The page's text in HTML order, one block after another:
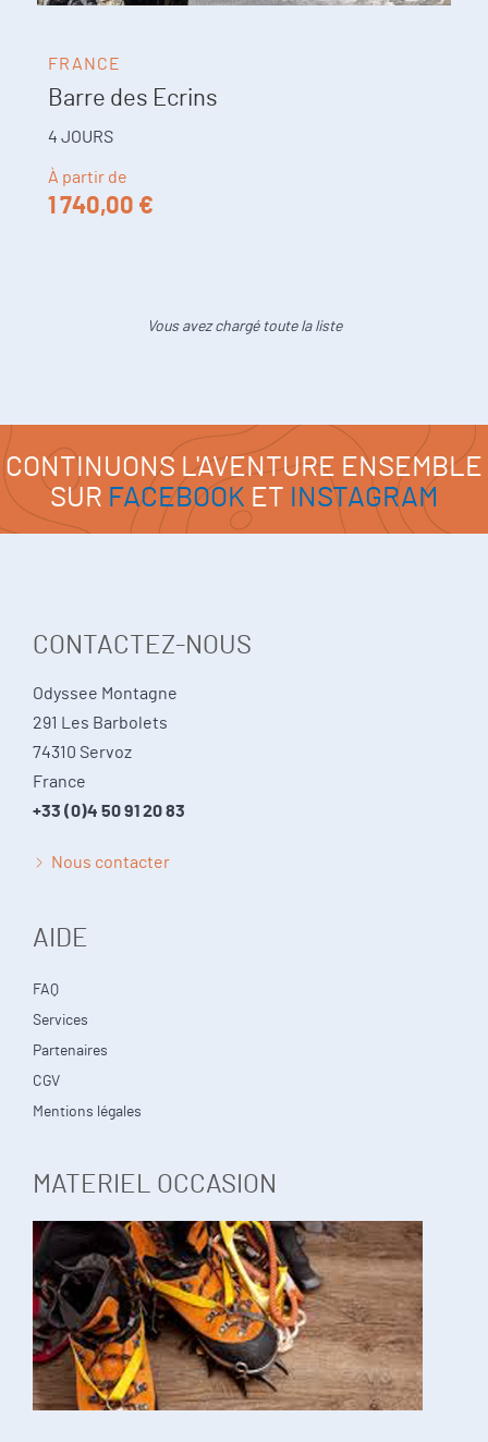
FRANCE
Barre des Ecrins
4 JOURS
À partir de
1 740,00 €
Vous avez chargé toute la liste
CONTINUONS L'AVENTURE ENSEMBLE
SUR FACEBOOK ET INSTAGRAM
CONTACTEZ-NOUS
Odyssee Montagne
291 Les Barbolets
74310 Servoz
France
+33 (0)4 50 91 20 83
Nous contacter
AIDE
FAQ
Services
Partenaires
CGV
Mentions légales
MATERIEL OCCASION